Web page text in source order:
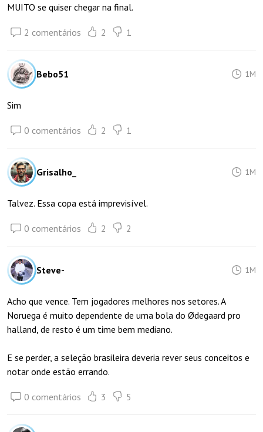
MUITO se quiser chegar na final.
2 comentários 2 1
Bebo51 1M
Sim
0 comentários 2 1
Grisalho_ 1M
Talvez. Essa copa está imprevisível.
0 comentários 2 2
Steve- 1M
Acho que vence. Tem jogadores melhores nos setores. A
Noruega é muito dependente de uma bola do Ødegaard pro
halland, de resto é um time bem mediano.
E se perder, a seleção brasileira deveria rever seus conceitos e
notar onde estão errando.
0 comentários 3 5